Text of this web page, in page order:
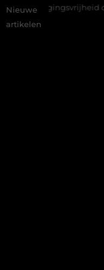
Nieuwe
artikelen
op het werk